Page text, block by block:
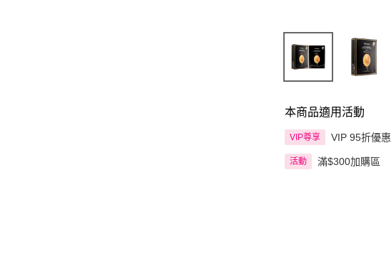
本商品適用活動
VIP尊享 VIP 95折優惠
活動 滿$300加購區